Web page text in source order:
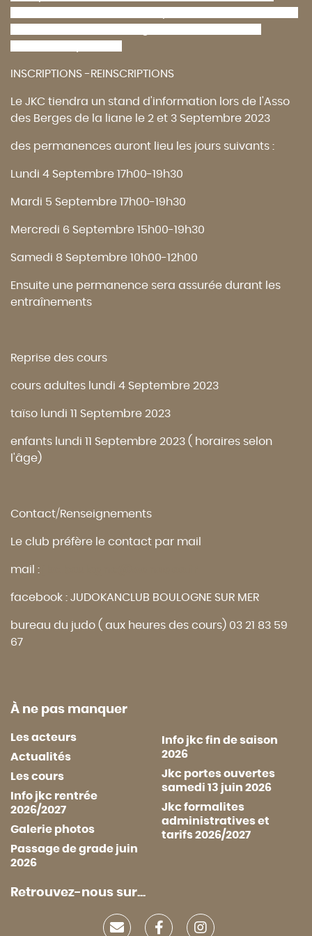
INSCRIPTIONS -REINSCRIPTIONS
Le JKC tiendra un stand d'information lors de l'Asso
des Berges de la liane le 2 et 3 Septembre 2023
des permanences auront lieu les jours suivants :
Lundi 4 Septembre 17h00-19h30
Mardi 5 Septembre 17h00-19h30
Mercredi 6 Septembre 15h00-19h30
Samedi 8 Septembre 10h00-12h00
Ensuite une permanence sera assurée durant les
entraînements
Reprise des cours
cours adultes lundi 4 Septembre 2023
taïso lundi 11 Septembre 2023
enfants lundi 11 Septembre 2023 ( horaires selon
l'âge)
Contact/Renseignements
Le club préfère le contact par mail
mail :
facebook : JUDOKANCLUB BOULOGNE SUR MER
bureau du judo ( aux heures des cours) 03 21 83 59
67
À ne pas manquer
Les acteurs
Actualités
Les cours
Info jkc rentrée
2026/2027
Galerie photos
Passage de grade juin
2026
Info jkc fin de saison
2026
Jkc portes ouvertes
samedi 13 juin 2026
Jkc formalites
administratives et
tarifs 2026/2027
Retrouvez-nous sur...